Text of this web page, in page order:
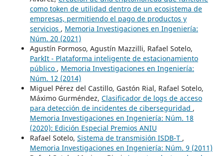
como token de utilidad dentro de un ecosistema de
empresas, permitiendo el pago de productos y
servicios , Memoria Investigaciones en Ingeniería:
Núm. 20 (2021)
Agustín Formoso, Agustín Mazzilli, Rafael Sotelo,
ParkIt - Plataforma inteligente de estacionamiento
público , Memoria Investigaciones en Ingeniería:
Núm. 12 (2014)
Miguel Pérez del Castillo, Gastón Rial, Rafael Sotelo,
Máximo Gurméndez, Clasificador de logs de acceso
para detección de incidentes de ciberseguridad ,
Memoria Investigaciones en Ingeniería: Núm. 18
(2020): Edición Especial Premios ANIU
Rafael Sotelo, Sistema de transmisión ISDB-T ,
Memoria Investigaciones en Ingeniería: Núm. 9 (2011)